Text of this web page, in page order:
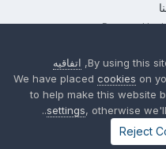
Powered by
By using this
, اتفاقيه
cookies on
to help make this website
settings , otherwise